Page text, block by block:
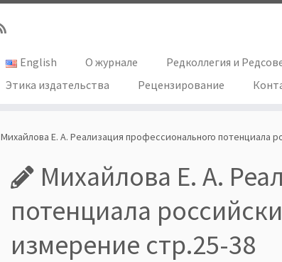
English О журнале Редколлегия и
Этика издательства
Рецензирование
Михайлова Е. А. Реализация профессионального потенциала
Михайлова Е. А.
потенциала
измерение стр.25-38